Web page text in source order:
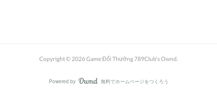
Copyright © 2026Game Đổi Thưởng 789Club's Ownd.
Powered by AmebaOwnd
無料でホームページをつくろう